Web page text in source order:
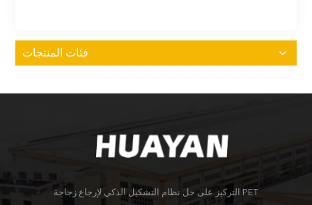
فئات المنتجات
التركيز على حل نظام التشكيل الذكي لإرجاع زجاجة PET